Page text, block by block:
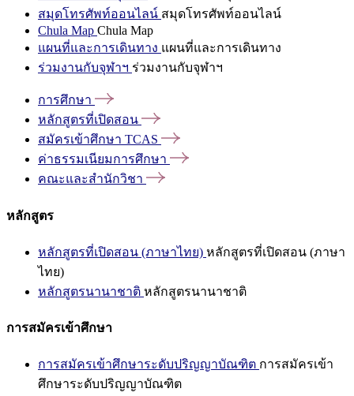
สมุดโทรศัพท์ออนไลน์ สมุดโทรศัพท์ออนไลน์
Chula Map Chula Map
แผนที่และการเดินทาง แผนที่และการเดินทาง
ร่วมงานกับจุฬาฯ ร่วมงานกับจุฬาฯ
การศึกษา
หลักสูตรที่เปิดสอน
สมัครเข้าศึกษา TCAS
ค่าธรรมเนียมการศึกษา
คณะและสำนักวิชา
หลักสูตร
หลักสูตรที่เปิดสอน (ภาษาไทย) หลักสูตรที่เปิดสอน (ภาษา
ไทย)
หลักสูตรนานาชาติ หลักสูตรนานาชาติ
การสมัครเข้าศึกษา
การสมัครเข้าศึกษาระดับปริญญาบัณฑิต การสมัครเข้า
ศึกษาระดับปริญญาบัณฑิต